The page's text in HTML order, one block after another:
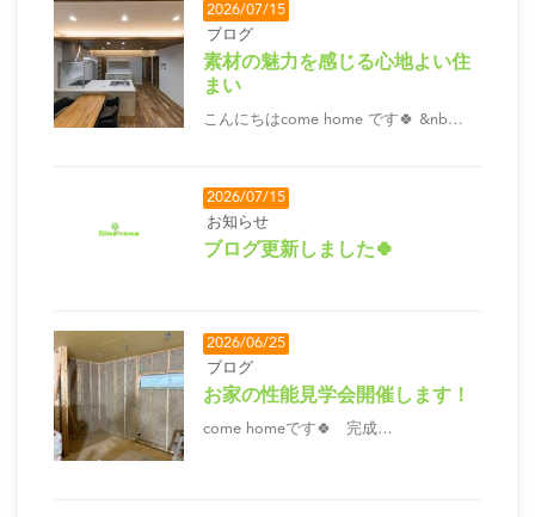
2026/07/15
ブログ
素材の魅力を感じる心地よい住
まい
こんにちはcome home です🍀 &nb…
2026/07/15
お知らせ
ブログ更新しました🍀
2026/06/25
ブログ
お家の性能見学会開催します！
come homeです🍀 完成…